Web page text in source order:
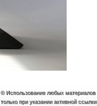
© Использование любых материалов
только при указании активной ссылки